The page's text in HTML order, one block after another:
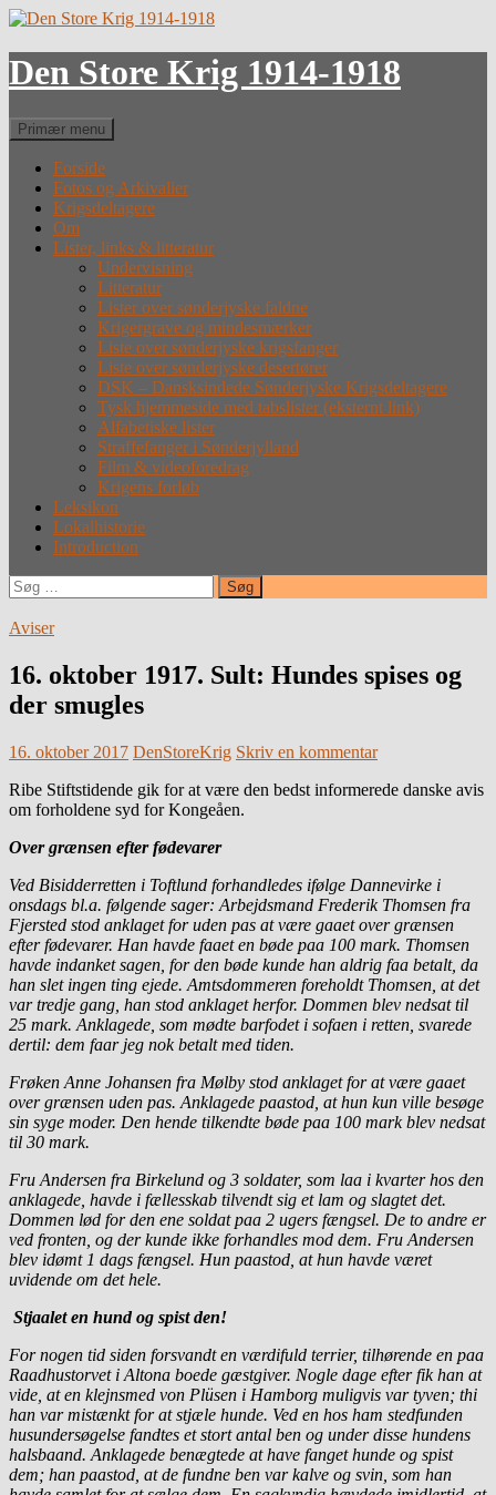
Hop
indhold
Den Store Krig 1914-1918
Søg
Primær menu
Forside
Fotos og Arkivalier
Krigsdeltagere
Om
Lister, links & litteratur
Undervisning
Litteratur
Lister over sønderjyske faldne
Krigergrave og mindesmærker
Liste over sønderjyske krigsfanger
Liste over sønderjyske desertører
DSK – Dansksindede Sønderjyske Krigsdeltagere
Tysk hjemmeside med tabslister (eksternt link)
Alfabetiske lister
Straffefanger i Sønderjylland
Film & videoforedrag
Krigens forløb
Leksikon
Lokalhistorie
Introduction
Søg
efter:
Aviser
16. oktober 1917. Sult: Hundes spises og
der smugles
16. oktober 2017 DenStoreKrig Skriv en kommentar
Ribe Stiftstidende gik for at være den bedst informerede danske avis
om forholdene syd for Kongeåen.
Over grænsen efter fødevarer
Ved Bisidderretten i Toftlund forhandledes ifølge Dannevirke i
onsdags bl.a. følgende sager: Arbejdsmand Frederik Thomsen fra
Fjersted stod anklaget for uden pas at være gaaet over grænsen
efter fødevarer. Han havde faaet en bøde paa 100 mark. Thomsen
havde indanket sagen, for den bøde kunde han aldrig faa betalt, da
han slet ingen ting ejede. Amtsdommeren foreholdt Thomsen, at det
var tredje gang, han stod anklaget herfor. Dommen blev nedsat til
25 mark. Anklagede, som mødte barfodet i sofaen i retten, svarede
dertil: dem faar jeg nok betalt med tiden.
Frøken Anne Johansen fra Mølby stod anklaget for at være gaaet
over grænsen uden pas. Anklagede paastod, at hun kun ville besøge
sin syge moder. Den hende tilkendte bøde paa 100 mark blev nedsat
til 30 mark.
Fru Andersen fra Birkelund og 3 soldater, som laa i kvarter hos den
anklagede, havde i fællesskab tilvendt sig et lam og slagtet det.
Dommen lød for den ene soldat paa 2 ugers fængsel. De to andre er
ved fronten, og der kunde ikke forhandles mod dem. Fru Andersen
blev idømt 1 dags fængsel. Hun paastod, at hun havde været
uvidende om det hele.
Stjaalet en hund og spist den!
For nogen tid siden forsvandt en værdifuld terrier, tilhørende en paa
Raadhustorvet i Altona boede gæstgiver. Nogle dage efter fik han at
vide, at en klejnsmed von Plüsen i Hamborg muligvis var tyven; thi
han var mistænkt for at stjæle hunde. Ved en hos ham stedfunden
husundersøgelse fandtes et stort antal ben og under disse hundens
halsbaand. Anklagede benægtede at have fanget hunde og spist
dem; han paastod, at de fundne ben var kalve og svin, som han